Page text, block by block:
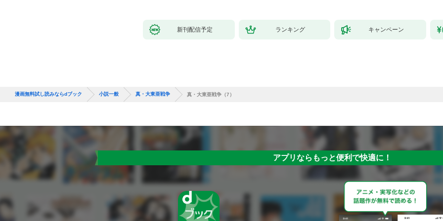
新刊配信予定 ランキング キャンペーン
漫画無料試し読みならdブック 小説一般 真・大東亜戦争 真・大東亜戦争（7）
アプリならもっと便利で快適に！